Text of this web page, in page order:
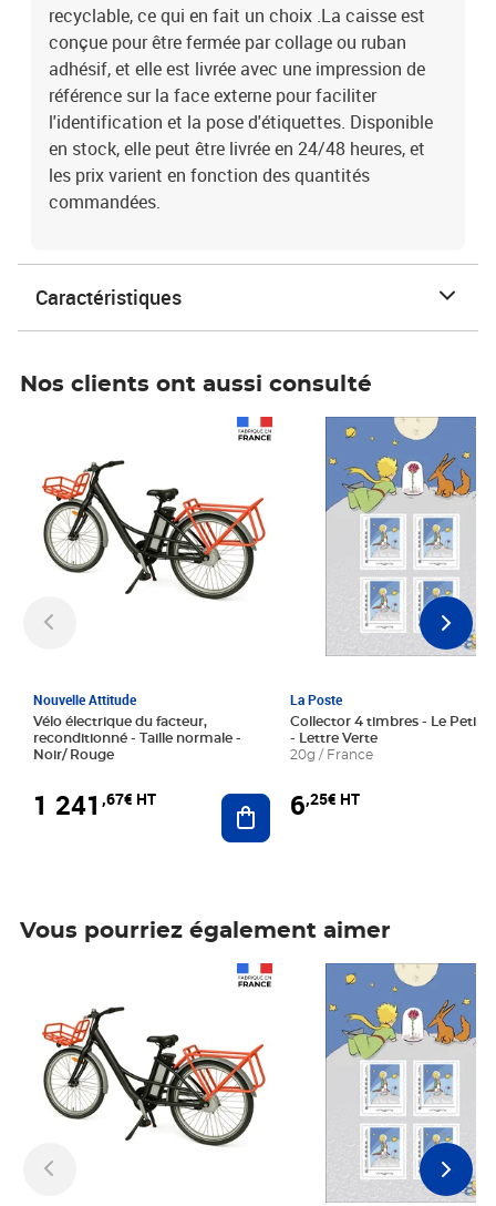
recyclable, ce qui en fait un choix .La caisse est
conçue pour être fermée par collage ou ruban
adhésif, et elle est livrée avec une impression de
référence sur la face externe pour faciliter
l'identification et la pose d'étiquettes. Disponible
en stock, elle peut être livrée en 24/48 heures, et
les prix varient en fonction des quantités
commandées.
Caractéristiques
Nos clients ont aussi consulté
Nouvelle Attitude
Vélo électrique du facteur,
reconditionné - Taille normale -
Noir/ Rouge
1 241 ,67€ HT Ajouter au panier
La Poste
Collector 4 timbres - Le Petit
- Lettre Verte
20g / France
6,25€ HT
Prix 6,25€ HT
Vous pourriez également aimer
Prix 6,25€ HT